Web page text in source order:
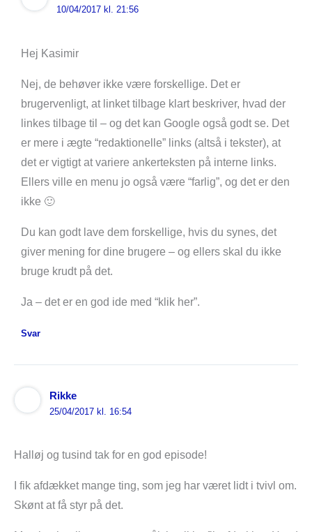
10/04/2017 kl. 21:56
Hej Kasimir
Nej, de behøver ikke være forskellige. Det er
brugervenligt, at linket tilbage klart beskriver, hvad der
linkes tilbage til – og det kan Google også godt se. Det
er mere i ægte “redaktionelle” links (altså i tekster), at
det er vigtigt at variere ankerteksten på interne links.
Ellers ville en menu jo også være “farlig”, og det er den
ikke 🙂
Du kan godt lave dem forskellige, hvis du synes, det
giver mening for dine brugere – og ellers skal du ikke
bruge krudt på det.
Ja – det er en god ide med “klik her”.
Svar
Rikke
25/04/2017 kl. 16:54
Halløj og tusind tak for en god episode!
I fik afdækket mange ting, som jeg har været lidt i tvivl om.
Skønt at få styr på det.